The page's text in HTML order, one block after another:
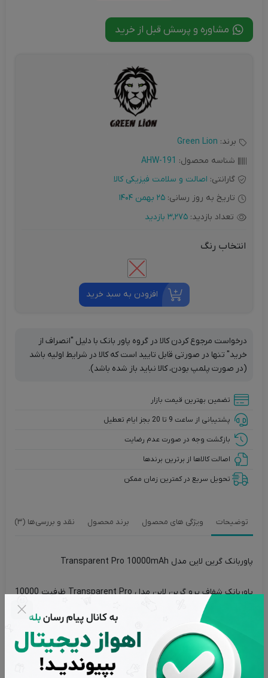
مشاوره و پرسش قبل از خرید
برند: Green Lion
شناسه محصول: AHW-191
گارانتی: اصالت و سلامت فیزیکی کالا
تاریخ به روز رسانی: 25 بهمن 1404
تعداد بازدید: 3,275 بازدید
انتخاب رنگ
افزودن به سبد خرید
درخواست مرجوع کردن کالا در گروه پاور بانک با دلیل "انصراف از
خرید" تنها در صورتی قابل تایید است که کالا در شرایط اولیه باشد
(در صورت پلمپ بودن، کالا نباید باز شده باشد).
تضمین بهترین قیمت بازار
پشتیبانی از ساعت 9 تا 20 بجز ایام تعطیل
بازگشت وجه در صورت عدم رضایت
اصالت کالاها از برترین برندها
تحویل سریع در کمترین زمان ممکن
توضیحات ویژگی های محصول برند محصول نقد و بررسی‌ها (3)
پاوربانک گرین لاین مدل Transparent Pro 10000mAh
پاوربانک شفاف پرو گرین لاین مدل Transparent Pro ظرفیت 10000
میلی آمپر با طراحی خلاقانه و شفاف به شما اجازه می دهد تا مدار و
چیپ های داخل پاوربانک را ببینید.
این پاوربانک دارای 7 خروجی و 2 ورودی می باشد و وجود چهار کابل